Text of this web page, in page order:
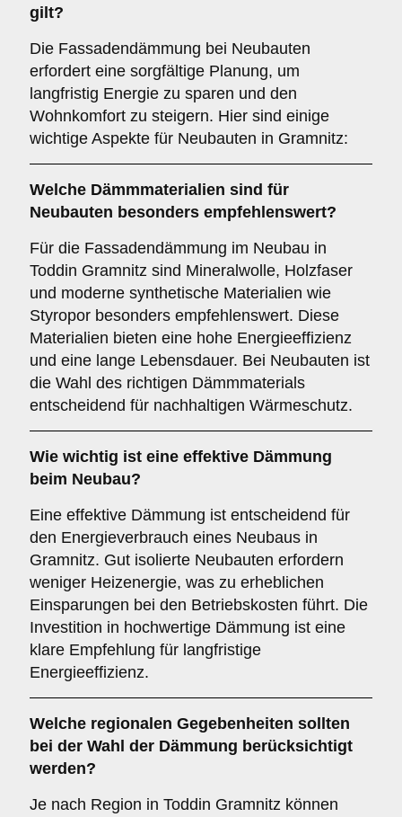
gilt?
Die Fassadendämmung bei Neubauten
erfordert eine sorgfältige Planung, um
langfristig Energie zu sparen und den
Wohnkomfort zu steigern. Hier sind einige
wichtige Aspekte für Neubauten in Gramnitz:
Welche Dämmmaterialien sind für
Neubauten besonders empfehlenswert?
Für die Fassadendämmung im Neubau in
Toddin Gramnitz sind Mineralwolle, Holzfaser
und moderne synthetische Materialien wie
Styropor besonders empfehlenswert. Diese
Materialien bieten eine hohe Energieeffizienz
und eine lange Lebensdauer. Bei Neubauten ist
die Wahl des richtigen Dämmmaterials
entscheidend für nachhaltigen Wärmeschutz.
Wie wichtig ist eine effektive Dämmung
beim Neubau?
Eine effektive Dämmung ist entscheidend für
den Energieverbrauch eines Neubaus in
Gramnitz. Gut isolierte Neubauten erfordern
weniger Heizenergie, was zu erheblichen
Einsparungen bei den Betriebskosten führt. Die
Investition in hochwertige Dämmung ist eine
klare Empfehlung für langfristige
Energieeffizienz.
Welche regionalen Gegebenheiten sollten
bei der Wahl der Dämmung berücksichtigt
werden?
Je nach Region in Toddin Gramnitz können